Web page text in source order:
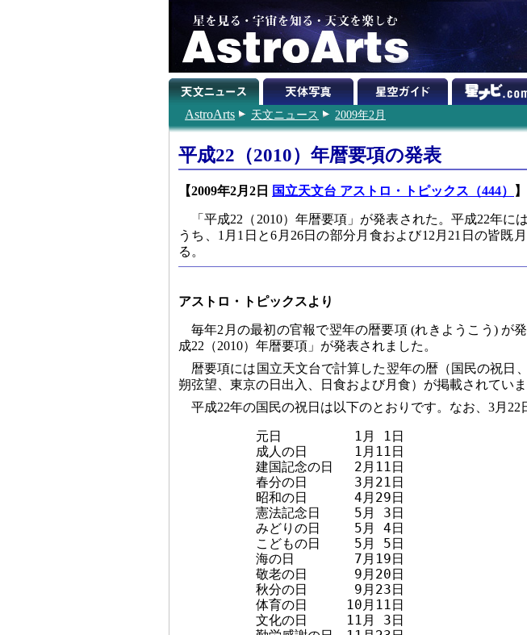
AstroArts 天文ニュース 2009年2月
平成22（2010）年暦要項の発表
【2009年2月2日 国立天文台 アストロ・トピックス（444） 】
「平成22（2010）年暦要項」が発表された。平成22年
うち、1月1日と6月26日の部分月食および12月21日の皆既
る。
アストロ・トピックスより
毎年2月の最初の官報で翌年の暦要項 (れきようこう) が
成22（2010）年暦要項」が発表されました。
暦要項には国立天文台で計算した翌年の暦（国民の祝日
朔弦望、東京の日出入、日食および月食）が掲載されていま
平成22年の国民の祝日は以下のとおりです。なお、3月22
元日　　　　　 1月 1日
成人の日　　　 1月11日
建国記念の日　 2月11日
春分の日　　　 3月21日
昭和の日　　　 4月29日
憲法記念日　　 5月 3日
みどりの日　　 5月 4日
こどもの日　　 5月 5日
海の日　　　　 7月19日
敬老の日　　　 9月20日
秋分の日　　　 9月23日
体育の日　　　10月11日
文化の日　　　11月 3日